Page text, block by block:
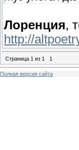
Лоренция,
http://
Страница 1 из 1 1
Полная версия сайта